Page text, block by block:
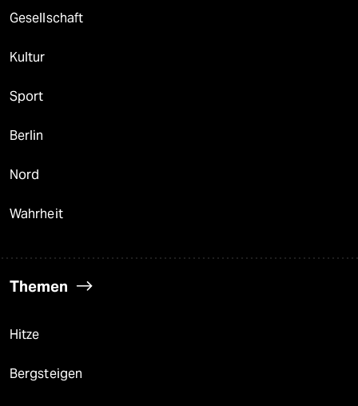
Gesellschaft
Kultur
Sport
Berlin
Nord
Wahrheit
Themen
Hitze
Bergsteigen